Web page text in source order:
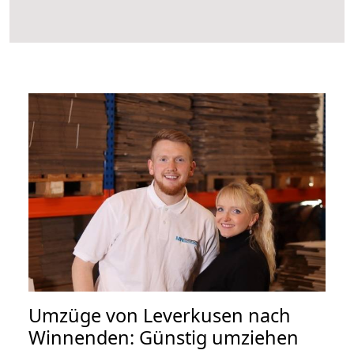
Umzüge von Leverkusen nach
Winnenden: Günstig umziehen